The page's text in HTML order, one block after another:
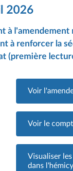
2026
à l'amendement
à renforcer la
(première
Voir
Voir le
Visualiser
dans